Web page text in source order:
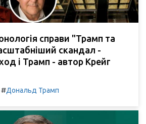
справи "Трамп та
скандал -
і Трамп - автор Крейг
#Дональд Трамп